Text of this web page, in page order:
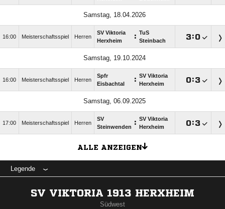
Samstag, 18.04.2026
16:00 Meisterschaftsspiel Herren
SV Viktoria
Herxheim
: TuS
Steinbach
:
Samstag, 19.10.2024
16:00 Meisterschaftsspiel Herren
Spfr
Eisbachtal
: SV Viktoria
Herxheim
:
Samstag, 06.09.2025
17:00 Meisterschaftsspiel Herren
SV
Steinwenden : SV Viktoria
Herxheim
:
ALLE ANZEIGEN
Legende
SV VIKTORIA 1913 HERXHEIM
Südwest